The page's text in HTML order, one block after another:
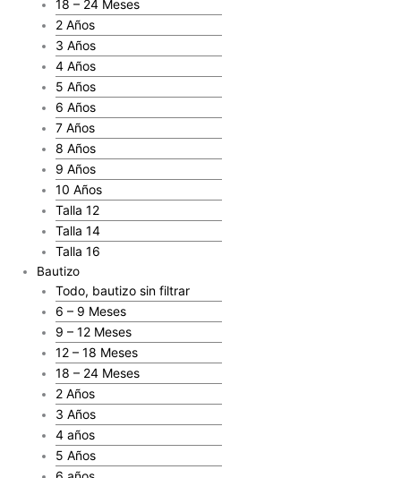
18 – 24 Meses
2 Años
3 Años
4 Años
5 Años
6 Años
7 Años
8 Años
9 Años
10 Años
Talla 12
Talla 14
Talla 16
Bautizo
Todo, bautizo sin filtrar
6 – 9 Meses
9 – 12 Meses
12 – 18 Meses
18 – 24 Meses
2 Años
3 Años
4 años
5 Años